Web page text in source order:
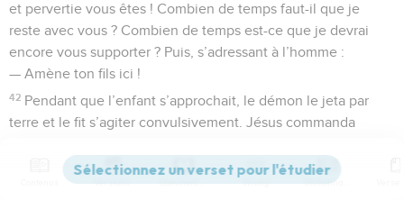
et pervertie vous êtes ! Combien de temps faut-il que je
reste avec vous ? Combien de temps est-ce que je devrai
encore vous supporter ? Puis, s’adressant à l’homme :
— Amène ton fils ici !
42 Pendant que l’enfant s’approchait, le démon le jeta par
terre et le fit s’agiter convulsivement. Jésus commanda
rendit la santé à ce jeune garçon et le remit à son père.
Versions Commentaires Strong